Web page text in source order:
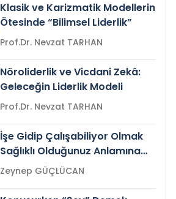
Klasik ve Karizmatik Modellerin
Ötesinde “Bilimsel Liderlik”
Prof.Dr. Nevzat TARHAN
Nöroliderlik ve Vicdani Zekâ:
Geleceğin Liderlik Modeli
Prof.Dr. Nevzat TARHAN
İşe Gidip Çalışabiliyor Olmak
Sağlıklı Olduğunuz Anlamına
Gelir mi?Zeynep GÜÇLÜCAN